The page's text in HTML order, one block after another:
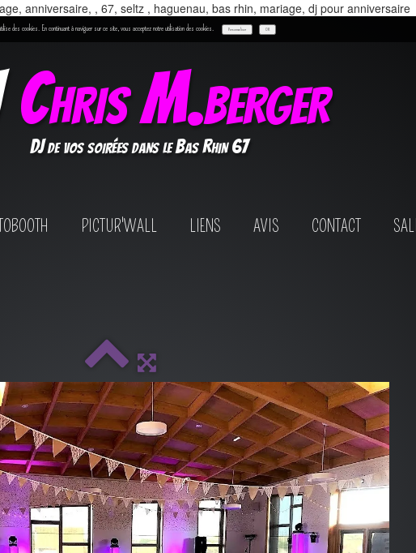
anniversaire, , 67, seltz , haguenau, bas rhin, mariage, dj pour anniversaire
des cookies. En continuant à naviguer sur ce site, vous acceptez notre utilisation des cookies. Personnaliser OK
Chris M.berger
DJ de vos soirées dans le Bas Rhin 67
PICTUR'WALL LIENS AVIS CONTACT